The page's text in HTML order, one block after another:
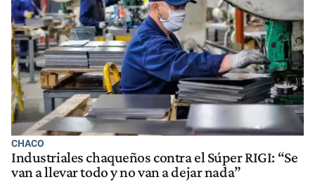
CHACO
Industriales chaqueños contra el Súper RIGI: “Se
van a llevar todo y no van a dejar nada”